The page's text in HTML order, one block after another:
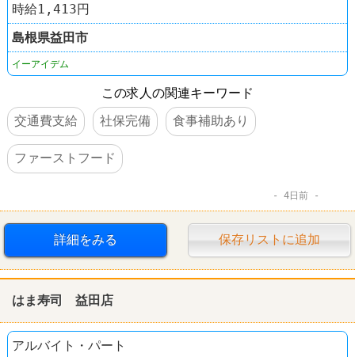
時給1,413円
島根県益田市
イーアイデム
この求人の関連キーワード
交通費支給
社保完備 食事補助あり
ファーストフード
4日前
詳細をみる 保存リストに追加
はま寿司 益田店
アルバイト・パート